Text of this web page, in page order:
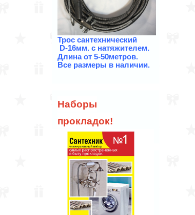
Троссантехнический
D-16мм. с натяжителем.
Длина от 5-50метров.
Все размеры в наличии.
Наборы
прокладок!